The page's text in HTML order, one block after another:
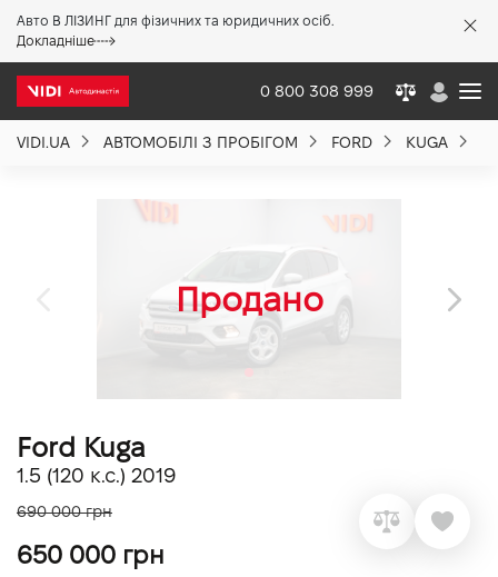
Авто В ЛІЗИНГ для фізичних та юридичних осіб.
Докладніше
0 800 308 999
VIDI.UA АВТОМОБІЛІ З ПРОБІГОМ FORD KUGA
Ford Kuga
1.5 (120 к.с.) 2019
690 000 грн
650 000 грн
Новини
Вакансії
VIDI Кар'єра